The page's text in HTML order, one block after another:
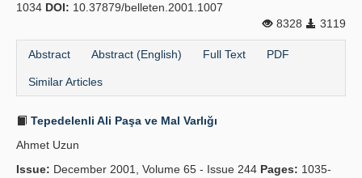
1034 DOI: 10.37879/belleten.2001.1007
8328
3119
Abstract Abstract (English) Full Text PDF
Similar Articles
Tepedelenli Ali Paşa ve Mal Varlığı
Ahmet Uzun
Issue: December 2001, Volume 65 - Issue 244 Pages: 1035-